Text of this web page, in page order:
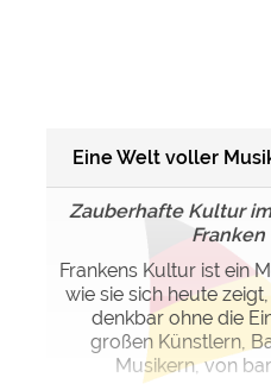
Eine Welt voller
Zauberhafte Kultur
Franken
Frankens Kultur ist ein
wie sie sich heute
denkbar ohne die
großen Künstlern,
Musikern, von